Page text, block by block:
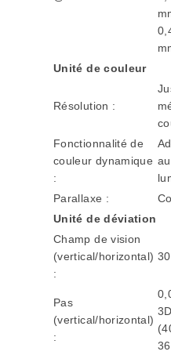
Unité de couleur
Résolution :
Fonctionnalité de
couleur dynamique
:
Parallaxe :
Unité de déviation
Champ de vision
(vertical/horizontal)
:
Pas
(vertical/horizontal)
: